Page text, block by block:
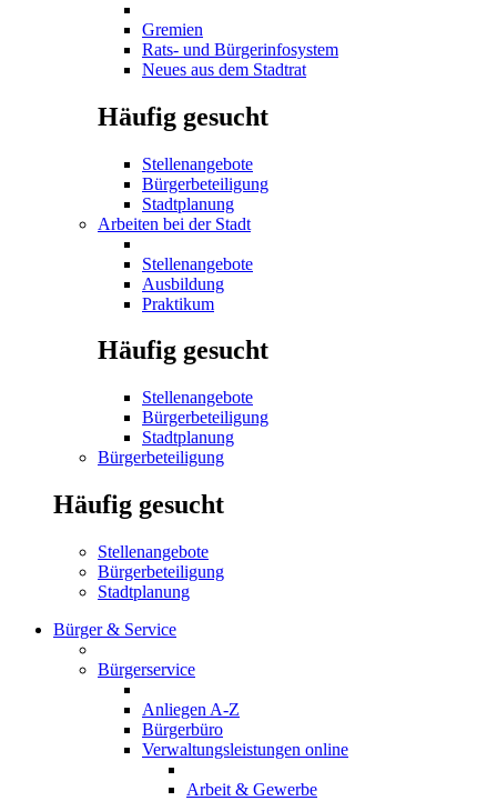
Gremien
Rats- und Bürgerinfosystem
Neues aus dem Stadtrat
Häufig gesucht
Stellenangebote
Bürgerbeteiligung
Stadtplanung
Arbeiten bei der Stadt
Stellenangebote
Ausbildung
Praktikum
Häufig gesucht
Stellenangebote
Bürgerbeteiligung
Stadtplanung
Bürgerbeteiligung
Häufig gesucht
Stellenangebote
Bürgerbeteiligung
Stadtplanung
Bürger & Service
Bürgerservice
Anliegen A-Z
Bürgerbüro
Verwaltungsleistungen online
Arbeit & Gewerbe